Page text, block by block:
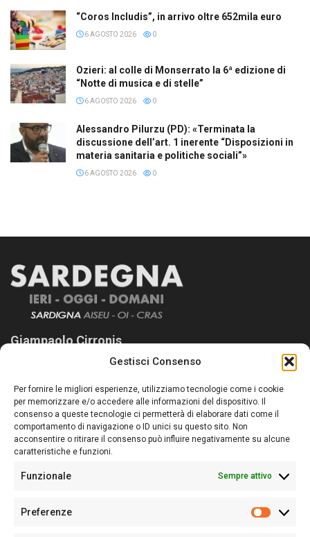
Gestisci Consenso
Per fornire le migliori esperienze, utilizziamo tecnologie come i cookie
per memorizzare e/o accedere alle informazioni del dispositivo. Il
consenso a queste tecnologie ci permetterà di elaborare dati come il
comportamento di navigazione o ID unici su questo sito. Non
acconsentire o ritirare il consenso può influire negativamente su alcune
caratteristiche e funzioni.
Funzionale Sempre attivo
Preferenze
“Coros Includis”, in arrivo oltre 652mila euro
6 AGOSTO 2026 0
Ozieri: al colle di Monserrato la 6ª edizione di
“Notte di musica e di stelle”
6 AGOSTO 2026 0
Alessandro Pilurzu (PD): «Terminata la
discussione dell’art. 1 inerente “Disposizioni in
materia sanitaria e politiche sociali”»
6 AGOSTO 2026 0
Giampaolo Cirronis
Sardegna Ieri-Oggi-Domani nasce per informare “liberamente” i
lettori su quanto accade in Sardegna, con un occhio rivolto al
nostro passato e, soprattutto, al nostro futuro
Follow Us
Sede:Via Cristoforo Colombo 09013 Carbonia